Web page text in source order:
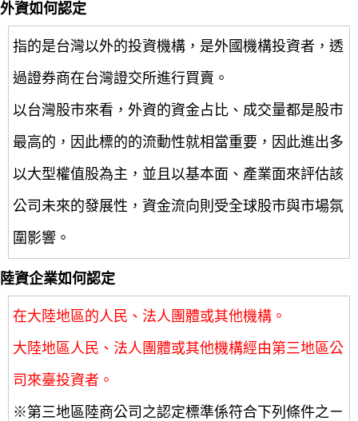
外資如何認定
指的是台灣以外的投資機構，是外國機構投資者，透
過證券商在台灣證交所進行買賣。
以台灣股市來看，外資的資金占比、成交量都是股市
最高的，因此標的的流動性就相當重要，因此進出多
以大型權值股為主，並且以基本面、產業面來評估該
公司未來的發展性，資金流向則受全球股市與市場氛
圍影響。
陸資企業如何認定
在大陸地區的人民、法人團體或其他機構。
大陸地區人民、法人團體或其他機構經由第三地區公
司來臺投資者。
※第三地區陸商公司之認定標準係符合下列條件之ㄧ